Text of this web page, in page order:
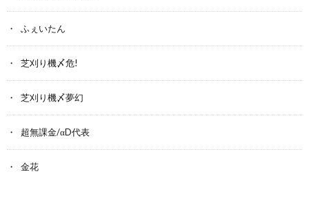
ふぇいたん
芝刈り機〆危!
芝刈り機〆夢幻
超無課金/αD代表
金花